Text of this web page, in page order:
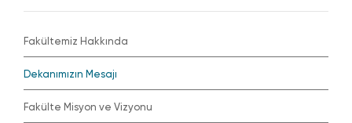
Fakültemiz Hakkında
Dekanımızın Mesajı
Fakülte Misyon ve Vizyonu